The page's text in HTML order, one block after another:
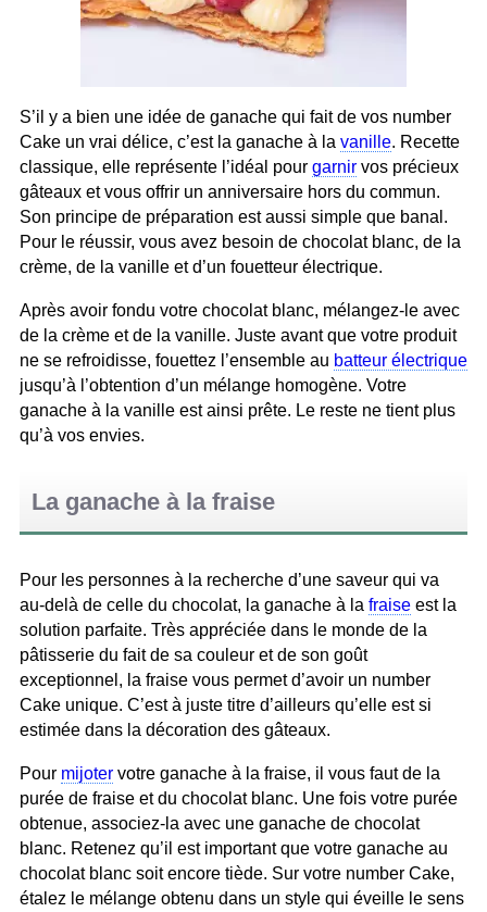
S’il y a bien une idée de ganache qui fait de vos number
Cake un vrai délice, c’est la ganache à la vanille. Recette
classique, elle représente l’idéal pour garnir vos précieux
gâteaux et vous offrir un anniversaire hors du commun.
Son principe de préparation est aussi simple que banal.
Pour le réussir, vous avez besoin de chocolat blanc, de la
crème, de la vanille et d’un fouetteur électrique.
Après avoir fondu votre chocolat blanc, mélangez-le avec
de la crème et de la vanille. Juste avant que votre produit
ne se refroidisse, fouettez l’ensemble au batteur électrique
jusqu’à l’obtention d’un mélange homogène. Votre
ganache à la vanille est ainsi prête. Le reste ne tient plus
qu’à vos envies.
La ganache à la fraise
Pour les personnes à la recherche d’une saveur qui va
au-delà de celle du chocolat, la ganache à la fraise est la
solution parfaite. Très appréciée dans le monde de la
pâtisserie du fait de sa couleur et de son goût
exceptionnel, la fraise vous permet d’avoir un number
Cake unique. C’est à juste titre d’ailleurs qu’elle est si
estimée dans la décoration des gâteaux.
Pour mijoter votre ganache à la fraise, il vous faut de la
purée de fraise et du chocolat blanc. Une fois votre purée
obtenue, associez-la avec une ganache de chocolat
blanc. Retenez qu’il est important que votre ganache au
chocolat blanc soit encore tiède. Sur votre number Cake,
étalez le mélange obtenu dans un style qui éveille le sens